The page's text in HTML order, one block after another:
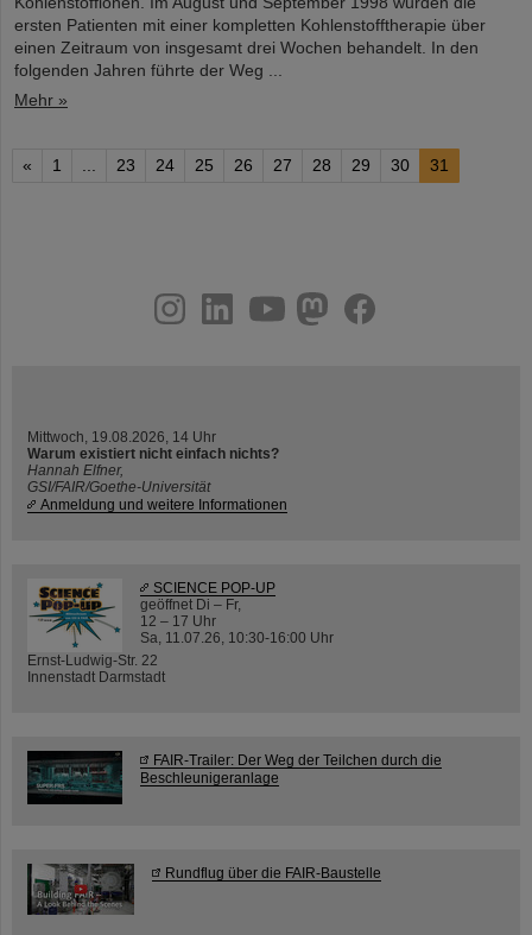
ersten Patienten mit einer kompletten Kohlenstofftherapie über
einen Zeitraum von insgesamt drei Wochen behandelt. In den
folgenden Jahren führte der Weg ...
Mehr »
« 1 23 24 25 26 27 28 29 30 31
youtube
helmholtz.social
facebook
Mittwoch, 19.08.2026, 14 Uhr
Warum existiert nicht einfach nichts?
Hannah Elfner,
GSI/FAIR/Goethe-Universität
Anmeldung und weitere Informationen
SCIENCE POP-UP
geöffnet Di – Fr,
12 – 17 Uhr
Sa, 11.07.26, 10:30-16:00 Uhr
Ernst-Ludwig-Str. 22
Innenstadt Darmstadt
FAIR-Trailer: Der Weg der Teilchen durch die
Beschleunigeranlage
Rundflug über die FAIR-Baustelle